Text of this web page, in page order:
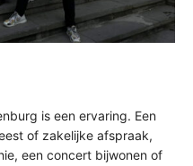
is een ervaring. Een
of zakelijke afspraak,
een concert bijwonen of